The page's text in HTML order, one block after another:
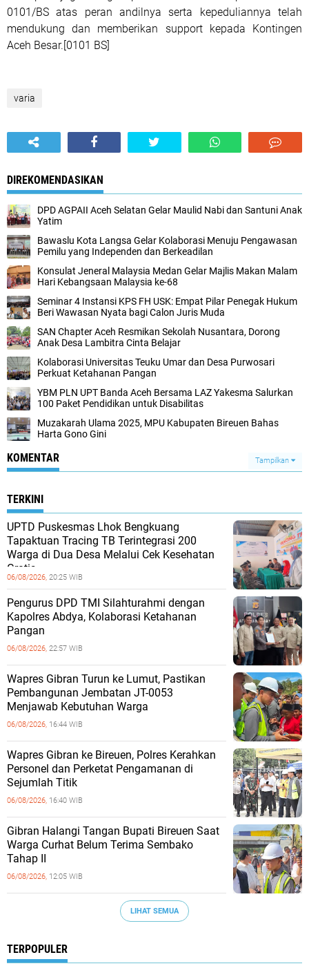
0101/BS atas peran andilnya serta kepeduliannya telah
mendukung dan memberikan support kepada Kontingen
Aceh Besar.[0101 BS]
varia
DIREKOMENDASIKAN
DPD AGPAII Aceh Selatan Gelar Maulid Nabi dan Santuni Anak
Yatim
Bawaslu Kota Langsa Gelar Kolaborasi Menuju Pengawasan
Pemilu yang Independen dan Berkeadilan
Konsulat Jeneral Malaysia Medan Gelar Majlis Makan Malam
Hari Kebangsaan Malaysia ke-68
Seminar 4 Instansi KPS FH USK: Empat Pilar Penegak Hukum
Beri Wawasan Nyata bagi Calon Juris Muda
SAN Chapter Aceh Resmikan Sekolah Nusantara, Dorong
Anak Desa Lambitra Cinta Belajar
Kolaborasi Universitas Teuku Umar dan Desa Purwosari
Perkuat Ketahanan Pangan
YBM PLN UPT Banda Aceh Bersama LAZ Yakesma Salurkan
100 Paket Pendidikan untuk Disabilitas
Muzakarah Ulama 2025, MPU Kabupaten Bireuen Bahas
Harta Gono Gini
KOMENTAR Tampilkan
TERKINI
UPTD Puskesmas Lhok Bengkuang
Tapaktuan ‎Tracing TB Terintegrasi 200
Warga di Dua Desa Melalui Cek Kesehatan
Gratis
06/08/2026, 20:25 WIB
Pengurus DPD TMI Silahturahmi dengan
Kapolres Abdya, Kolaborasi Ketahanan
Pangan
06/08/2026, 22:57 WIB
Wapres Gibran Turun ke Lumut, Pastikan
Pembangunan Jembatan JT-0053
Menjawab Kebutuhan Warga
06/08/2026, 16:44 WIB
Wapres Gibran ke Bireuen, Polres Kerahkan
Personel dan Perketat Pengamanan di
Sejumlah Titik
06/08/2026, 16:40 WIB
Gibran Halangi Tangan Bupati Bireuen Saat
Warga Curhat Belum Terima Sembako
Tahap II
06/08/2026, 12:05 WIB
LIHAT SEMUA
TERPOPULER